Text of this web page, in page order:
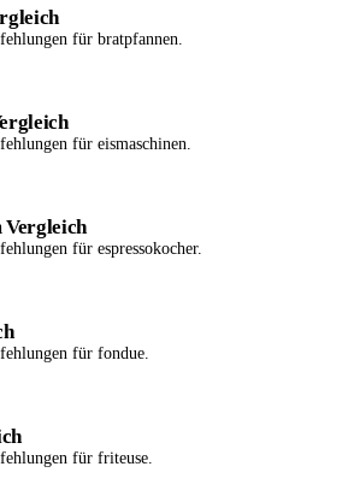
für bratpfannen.
für eismaschinen.
Vergleich
für espressokocher.
für fondue.
für friteuse.